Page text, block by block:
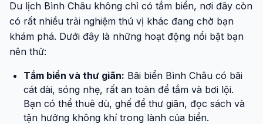
Du lịch Bình Châu không chỉ có tắm biển, nơi đây còn
có rất nhiều trải nghiệm thú vị khác đang chờ bạn
khám phá. Dưới đây là những hoạt động nổi bật bạn
nên thử:
Tắm biển và thư giãn: Bãi biển Bình Châu có bãi
cát dài, sóng nhẹ, rất an toàn để tắm và bơi lội.
Bạn có thể thuê dù, ghế để thư giãn, đọc sách và
tận hưởng không khí trong lành của biển.